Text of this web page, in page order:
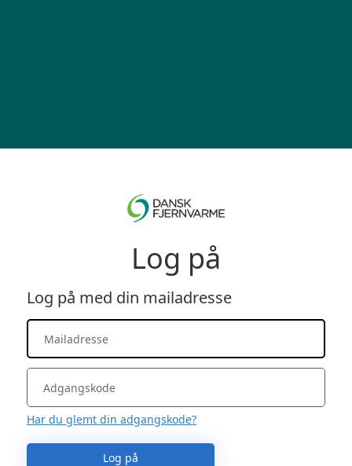
Log på
Log på med din mailadresse
Har du glemt din adgangskode?
Log på